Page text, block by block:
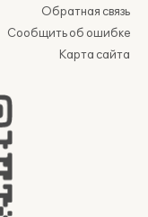
Обратная связь
Сообщить об ошибке
Карта сайта